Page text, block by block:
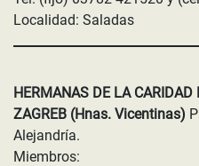
Localidad: Saladas
HERMANAS DE LA CARIDAD
ZAGREB (Hnas. Vicentinas)
Alejandría.
Miembros: